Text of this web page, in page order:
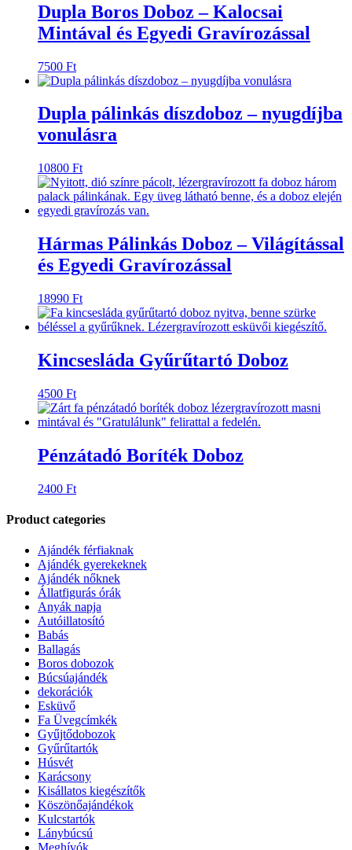
Dupla Boros Doboz – Kalocsai
Mintával és Egyedi Gravírozással
7500 Ft
Dupla pálinkás díszdoboz – nyugdíjba
vonulásra
10800 Ft
Hármas Pálinkás Doboz – Világítással
és Egyedi Gravírozással
18990 Ft
Kincsesláda Gyűrűtartó Doboz
4500 Ft
Pénzátadó Boríték Doboz
2400 Ft
Product categories
Ajándék férfiaknak
Ajándék gyerekeknek
Ajándék nőknek
Állatfigurás órák
Anyák napja
Autóillatosító
Babás
Ballagás
Boros dobozok
Búcsúajándék
dekorációk
Esküvő
Fa Üvegcímkék
Gyűjtődobozok
Gyűrűtartók
Húsvét
Karácsony
Kisállatos kiegészítők
Köszönőajándékok
Kulcstartók
Lánybúcsú